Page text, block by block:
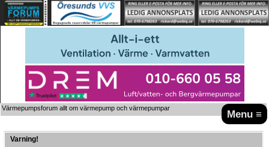
Menu ≡
Värmepumpsforum allt om värmepump och värmepumpar
Varning!